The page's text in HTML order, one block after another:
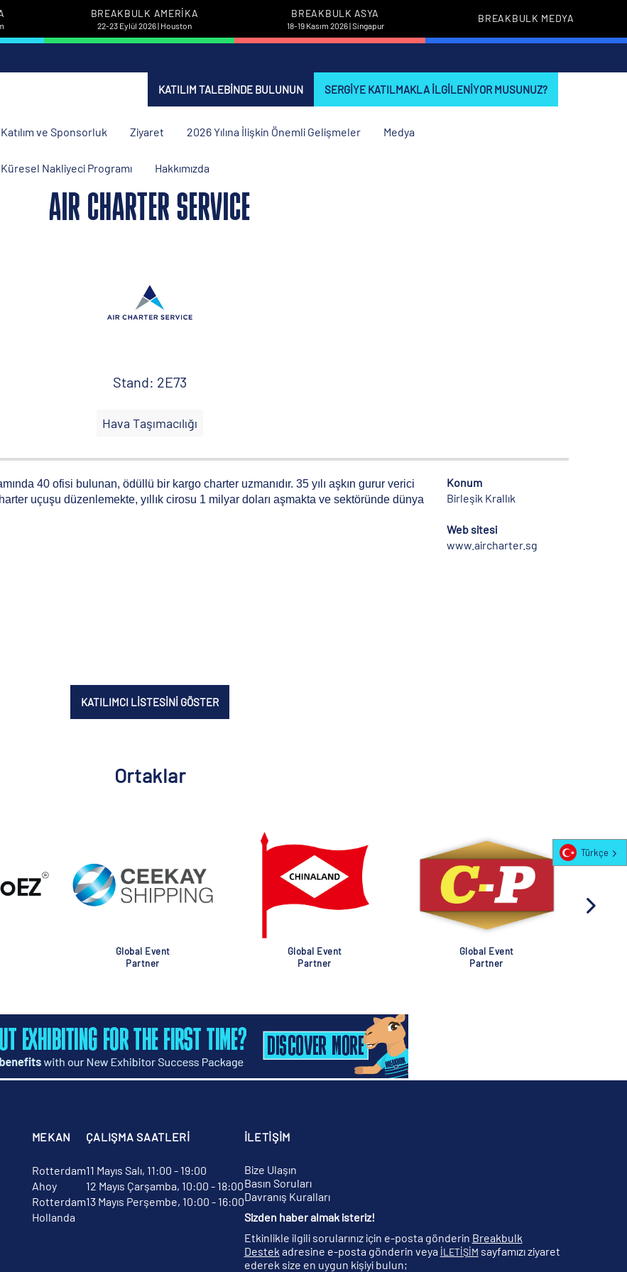
BREAKBULK AMERIKA
22-23 Eylül 2026 | Houston
BREAKBULK ASYA
18-19 Kasım 2026 | Singapur
BREAKBULK MEDYA
KATILIM TALEBINDE BULUNUN SERGIYE KATILMAKLA ILGILENIYOR MUSUNUZ?
Katılım ve Sponsorluk Ziyaret 2026 Yılına İlişkin Önemli Gelişmeler Medya
Küresel Nakliyeci Programı Hakkımızda
AIR CHARTER SERVICE
Stand: 2E73
Hava Taşımacılığı
40 ofisi bulunan, ödüllü bir kargo charter uzmanıdır. 35 yılı aşkın gurur verici
uçuşu düzenlemekte, yıllık cirosu 1 milyar doları aşmakta ve sektöründe dünya
Konum
Birleşik Krallık
Web sitesi
www.aircharter.sg
KATILIMCI LİSTESİNİ GÖSTER
Ortaklar
Global Event
Partner
Global Event
Partner
Global Event
Partner
MEKAN
Rotterdam
Ahoy
Rotterdam
Hollanda
ÇALIŞMA SAATLERİ
11 Mayıs Salı, 11:00 - 19:00
12 Mayıs Çarşamba, 10:00 - 18:00
13 Mayıs Perşembe, 10:00 - 16:00
İLETİŞİM
Bize Ulaşın
Basın Soruları
Davranış Kuralları
Sizden haber almak isteriz!
Etkinlikle ilgili sorularınız için e-posta gönderin Breakbulk
Destek adresine e-posta gönderin veya İLETİŞİM sayfamızı ziyaret
ederek size en uygun kişiyi bulun;
Türkçe